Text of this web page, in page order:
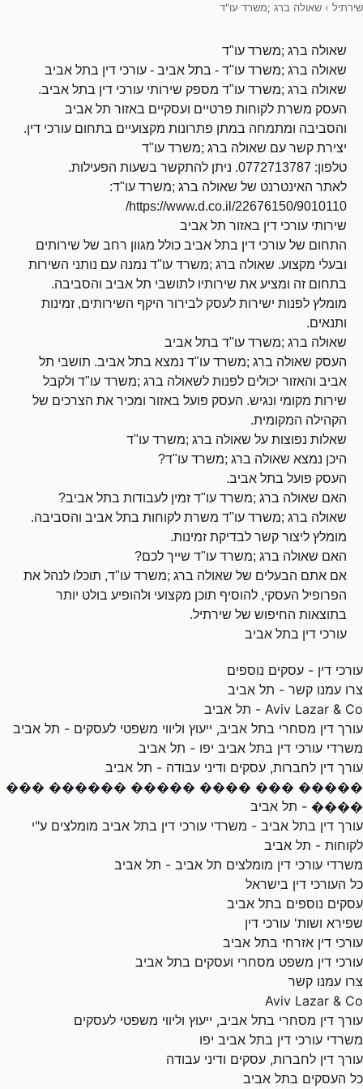
שירתיל › שאולה ברג ;משרד עו"ד
שאולה ברג ;משרד עו"ד
שאולה ברג ;משרד עו"ד - בתל אביב - עורכי דין בתל אביב
שאולה ברג ;משרד עו"ד מספק שירותי עורכי דין בתל אביב.
העסק משרת לקוחות פרטיים ועסקיים באזור תל אביב
והסביבה ומתמחה במתן פתרונות מקצועיים בתחום עורכי דין.
יצירת קשר עם שאולה ברג ;משרד עו"ד
טלפון: 0772713787. ניתן להתקשר בשעות הפעילות.
לאתר האינטרנט של שאולה ברג ;משרד עו"ד:
https://www.d.co.il/22676150/9010110/
שירותי עורכי דין באזור תל אביב
התחום של עורכי דין בתל אביב כולל מגוון רחב של שירותים
ובעלי מקצוע. שאולה ברג ;משרד עו"ד נמנה עם נותני השירות
בתחום זה ומציע את שירותיו לתושבי תל אביב והסביבה.
מומלץ לפנות ישירות לעסק לבירור היקף השירותים, זמינות
ותנאים.
שאולה ברג ;משרד עו"ד בתל אביב
העסק שאולה ברג ;משרד עו"ד נמצא בתל אביב. תושבי תל
אביב והאזור יכולים לפנות לשאולה ברג ;משרד עו"ד ולקבל
שירות מקומי ונגיש. העסק פועל באזור ומכיר את הצרכים של
הקהילה המקומית.
שאלות נפוצות על שאולה ברג ;משרד עו"ד
היכן נמצא שאולה ברג ;משרד עו"ד?
העסק פועל בתל אביב.
האם שאולה ברג ;משרד עו"ד זמין לעבודות בתל אביב?
שאולה ברג ;משרד עו"ד משרת לקוחות בתל אביב והסביבה.
מומלץ ליצור קשר לבדיקת זמינות.
האם שאולה ברג ;משרד עו"ד שייך לכם?
אם אתם הבעלים של שאולה ברג ;משרד עו"ד, תוכלו לנהל את
הפרופיל העסקי, להוסיף תוכן מקצועי ולהופיע בולט יותר
בתוצאות החיפוש של שירתיל.
עורכי דין בתל אביב
עורכי דין - עסקים נוספים
צרו עמנו קשר - תל אביב
Aviv Lazar & Co - תל אביב
עורך דין מסחרי בתל אביב, ייעוץ וליווי משפטי לעסקים - תל אביב
משרדי עורכי דין בתל אביב יפו - תל אביב
עורך דין לחברות, עסקים ודיני עבודה - תל אביב
����� ��� ���� ����� ������ ���
���� - תל אביב
עורך דין בתל אביב - משרדי עורכי דין בתל אביב מומלצים ע"י
לקוחות - תל אביב
משרדי עורכי דין מומלצים תל אביב - תל אביב
כל העורכי דין בישראל
עסקים נוספים בתל אביב
שפירא ושות' עורכי דין
עורכי דין אזרחי בתל אביב
עורכי דין משפט מסחרי ועסקים בתל אביב
צרו עמנו קשר
Aviv Lazar & Co
עורך דין מסחרי בתל אביב, ייעוץ וליווי משפטי לעסקים
משרדי עורכי דין בתל אביב יפו
עורך דין לחברות, עסקים ודיני עבודה
כל העסקים בתל אביב